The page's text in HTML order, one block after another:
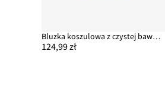
Bluzka koszulowa z czystej bawełny organicznej
124,99 zł